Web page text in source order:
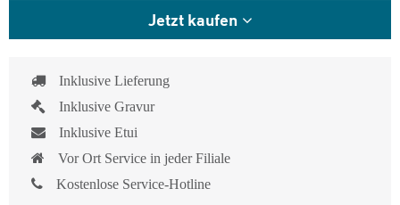
Jetzt kaufen
Inklusive Lieferung
Inklusive Gravur
Inklusive Etui
Vor Ort Service in jeder Filiale
Kostenlose Service-Hotline